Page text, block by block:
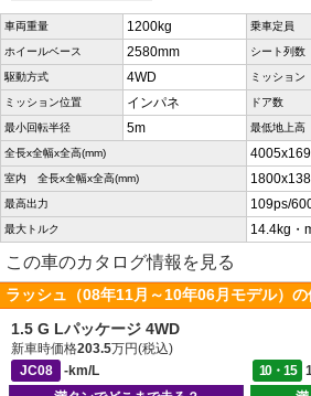
車両重量 1200kg 乗車定員
ホイールベース 2580mm シート列数
駆動方式 4WD ミッション
ミッション位置 インパネ ドア数
最小回転半径 5m 最低地上高
全長x全幅x全高(mm)
室内 全長x全幅x全高(mm)
最高出力 109ps/
最大トルク 14.4kg・
この車のカタログ情報を見る
ラッシュ（08年11月～10年06月モデル）
1.5 G Lパッケージ 4WD
新車時価格203.5万円(税込)
JC08
-km/L 10・15